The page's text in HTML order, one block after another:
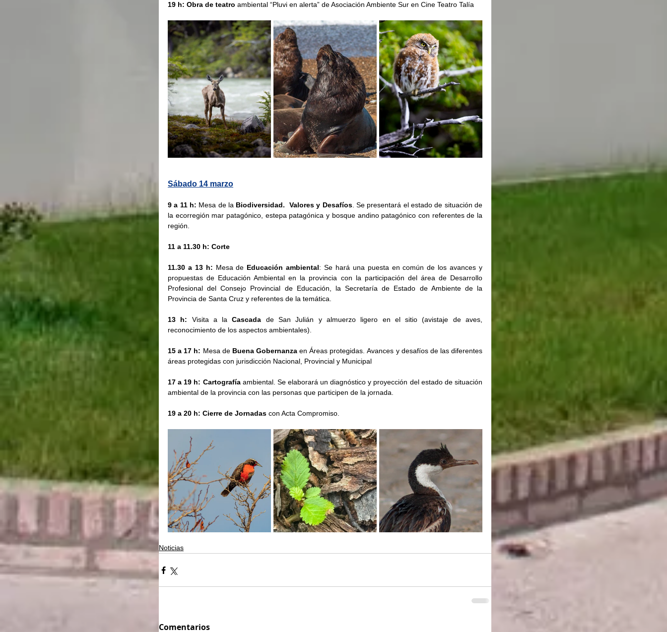
19 h: Obra de teatro ambiental “Pluvi en alerta” de Asociación Ambiente Sur en Cine Teatro Talía
Sábado 14 marzo
9 a 11 h: Mesa de la Biodiversidad.  Valores y Desafíos. Se presentará el estado de situación de
la ecorregión mar patagónico, estepa patagónica y bosque andino patagónico con referentes de la
región.
11 a 11.30 h: Corte
11.30 a 13 h: Mesa de Educación ambiental: Se hará una puesta en común de los avances y
propuestas de Educación Ambiental en la provincia con la participación del área de Desarrollo
Profesional del Consejo Provincial de Educación, la Secretaría de Estado de Ambiente de la
Provincia de Santa Cruz y referentes de la temática.
13 h: Visita a la Cascada de San Julián y almuerzo ligero en el sitio (avistaje de aves,
reconocimiento de los aspectos ambientales).
15 a 17 h: Mesa de Buena Gobernanza en Áreas protegidas. Avances y desafíos de las diferentes
áreas protegidas con jurisdicción Nacional, Provincial y Municipal
17 a 19 h: Cartografía ambiental. Se elaborará un diagnóstico y proyección del estado de situación
ambiental de la provincia con las personas que participen de la jornada.
19 a 20 h: Cierre de Jornadas con Acta Compromiso.
Noticias
Comentarios